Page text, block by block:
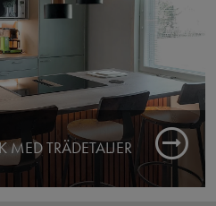
MED TRÄDETALJER